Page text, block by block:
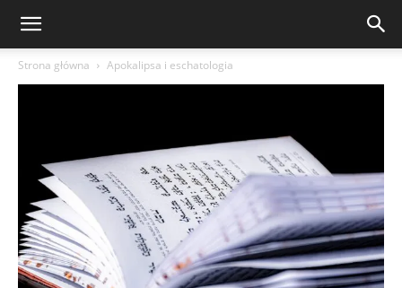
Strona główna Apokalipsa i eschatologia